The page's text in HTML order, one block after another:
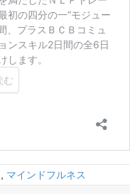
マインドフルネス